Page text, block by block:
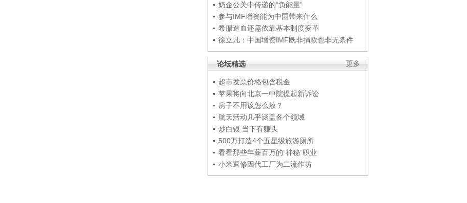
奶企公关中传递的“负能量”
参与IMF增资能为中国带来什么
希腊造血还需依靠基本制度变革
徐立凡：中国增资IMF既非捐款也非无条件
更多
论坛精选
超市发票价格包含税金
苹果将向北京一中院提起新诉讼
房子不用该怎么放？
航天活动几乎涵盖各个领域
炒白银 当下有赚头
500万打造4个五星级旅游厕所
看看那些年薪百万的“神秘”职业
小米返修因代工厂为二流作坊